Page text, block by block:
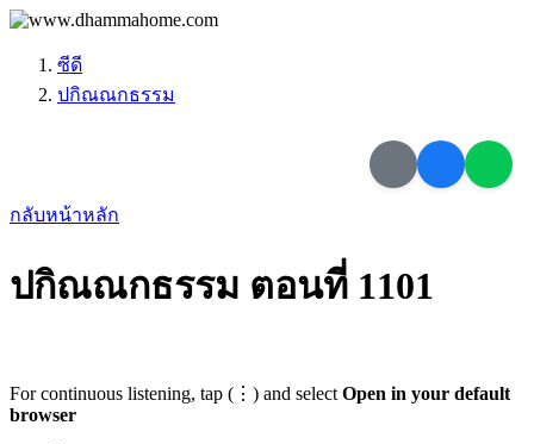
ซีดี
ปกิณณกธรรม
กลับหน้าหลัก
ปกิณณกธรรม ตอนที่ 1101
For continuous listening, tap (⋮) and select Open in your default
browser